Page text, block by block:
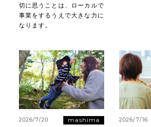
切に思うことは、ローカルで
事業をするうえで大きな力に
なります。
2026/7/20 mashima 2026/7/16